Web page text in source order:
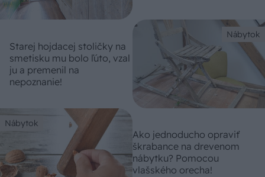
Nábytok
Starej hojdacej stoličky na
smetisku mu bolo ľúto, vzal
ju a premenil na
nepoznanie!
Nábytok
Ako jednoducho opraviť
škrabance na drevenom
nábytku? Pomocou
vlašského orecha!